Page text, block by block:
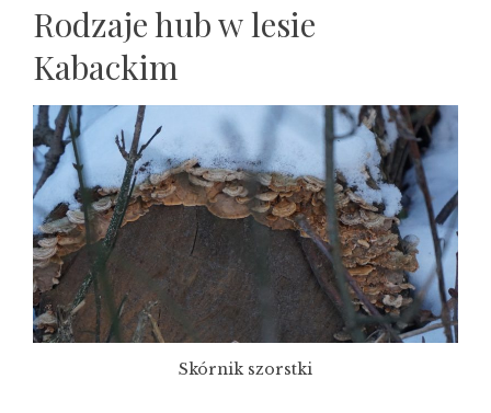
Rodzaje hub w lesie
Kabackim
Skórnik szorstki